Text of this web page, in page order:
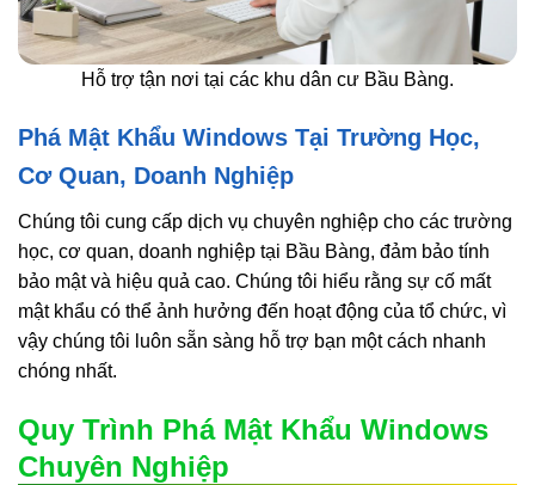
Hỗ trợ tận nơi tại các khu dân cư Bầu Bàng.
Phá Mật Khẩu Windows Tại Trường Học,
Cơ Quan, Doanh Nghiệp
Chúng tôi cung cấp dịch vụ chuyên nghiệp cho các trường
học, cơ quan, doanh nghiệp tại Bầu Bàng, đảm bảo tính
bảo mật và hiệu quả cao. Chúng tôi hiểu rằng sự cố mất
mật khẩu có thể ảnh hưởng đến hoạt động của tổ chức, vì
vậy chúng tôi luôn sẵn sàng hỗ trợ bạn một cách nhanh
chóng nhất.
Quy Trình Phá Mật Khẩu Windows
Chuyên Nghiệp